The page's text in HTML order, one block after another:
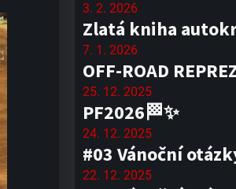
3. 2. 2026
Zlatá kniha
7. 1. 2026
OFF-ROAD
25. 12. 2025
PF2026🏁✨
24. 12. 2025
#03 Vánoční
22. 12. 2025